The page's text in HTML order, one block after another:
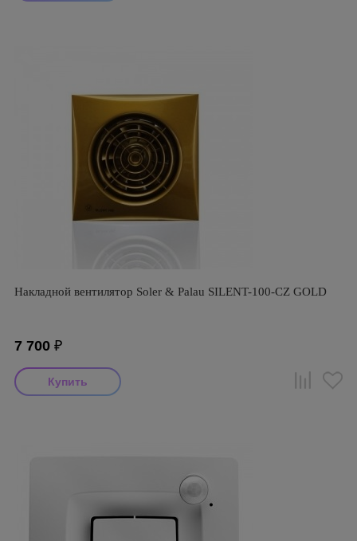
Накладной вентилятор Soler & Palau SILENT-100-CZ GOLD
7 700 ₽